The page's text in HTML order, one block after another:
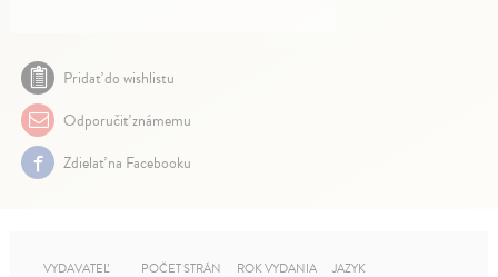
Pridať do wishlistu
Odporučiť známemu
Zdielať na Facebooku
VYDAVATEĽ POČET STRÁN ROK VYDANIA JAZYK